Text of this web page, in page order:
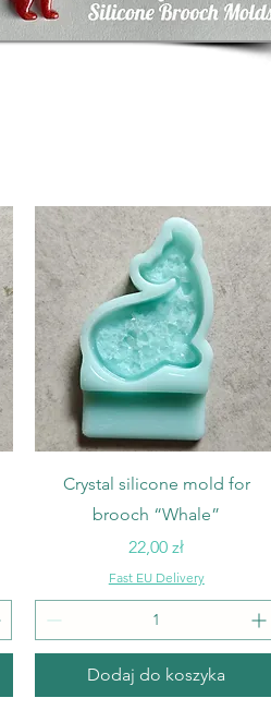
Podgląd
Crystal silicone mold for
brooch “Whale”
Cena
22,00 zł
Fast EU Delivery
Dodaj do koszyka